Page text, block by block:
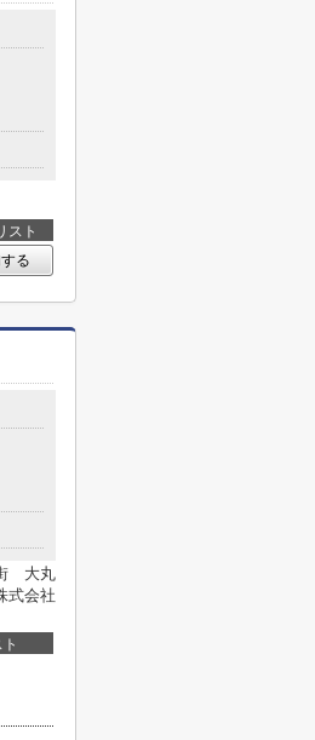
スト
る
大丸
式会社